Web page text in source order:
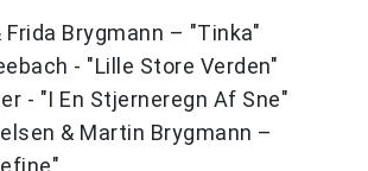
Frida Brygmann – "Tinka"
- "Lille Store Verden"
- "I En Stjerneregn Af Sne"
& Martin Brygmann –